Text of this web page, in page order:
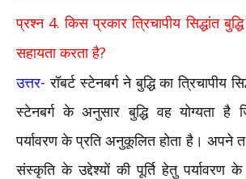
प्रश्न 4.किस प्रकार त्रिचापीय सिद्धांत
सहायता करता है?
उत्तर- रॉबर्ट स्टेनबर्ग ने बुद्धि का त्रिचापीय
स्टेनबर्ग के अनुसार बुद्धि वह योग्यता है
पर्यावरण के प्रति अनुकूलित होता है।
संस्कृति के उद्देश्यों की पूर्ति हेतु पर्यावरण